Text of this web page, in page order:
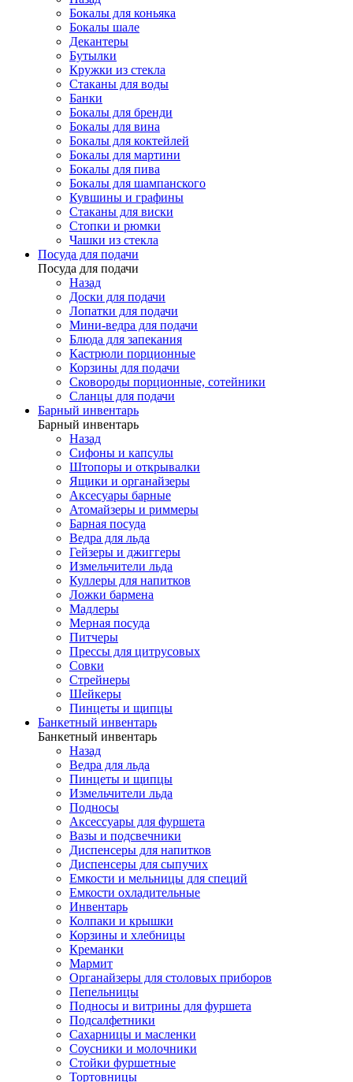
Бокалы для коньяка
Бокалы шале
Декантеры
Бутылки
Кружки из стекла
Стаканы для воды
Банки
Бокалы для бренди
Бокалы для вина
Бокалы для коктейлей
Бокалы для мартини
Бокалы для пива
Бокалы для шампанского
Кувшины и графины
Стаканы для виски
Стопки и рюмки
Чашки из стекла
Посуда для подачи
Посуда для подачи
Назад
Доски для подачи
Лопатки для подачи
Мини-ведра для подачи
Блюда для запекания
Кастрюли порционные
Корзины для подачи
Сковороды порционные, сотейники
Сланцы для подачи
Барный инвентарь
Барный инвентарь
Назад
Сифоны и капсулы
Штопоры и открывалки
Ящики и органайзеры
Аксесуары барные
Атомайзеры и риммеры
Барная посуда
Ведра для льда
Гейзеры и джиггеры
Измельчители льда
Куллеры для напитков
Ложки бармена
Мадлеры
Мерная посуда
Питчеры
Прессы для цитрусовых
Совки
Стрейнеры
Шейкеры
Пинцеты и щипцы
Банкетный инвентарь
Банкетный инвентарь
Назад
Ведра для льда
Пинцеты и щипцы
Измельчители льда
Подносы
Аксессуары для фуршета
Вазы и подсвечники
Диспенсеры для напитков
Диспенсеры для сыпучих
Емкости и мельницы для специй
Емкости охладительные
Инвентарь
Колпаки и крышки
Корзины и хлебницы
Креманки
Мармит
Органайзеры для столовых приборов
Пепельницы
Подносы и витрины для фуршета
Подсалфетники
Сахарницы и масленки
Соусники и молочники
Стойки фуршетные
Тортовницы